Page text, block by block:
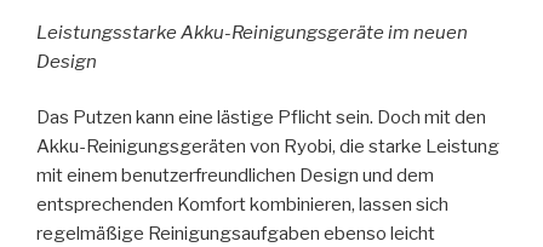
Leistungsstarke Akku-Reinigungsgeräte im neuen
Design
Das Putzen kann eine lästige Pflicht sein. Doch mit den
Akku-Reinigungsgeräten von Ryobi, die starke Leistung
mit einem benutzerfreundlichen Design und dem
entsprechenden Komfort kombinieren, lassen sich
regelmäßige Reinigungsaufgaben ebenso leicht